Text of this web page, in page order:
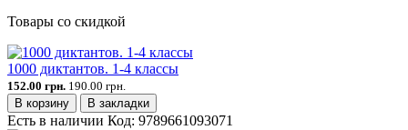
Товары со скидкой
1000 диктантов. 1-4 классы
152.00 грн. 190.00 грн.
В корзину
В закладки
Есть в наличии Код: 9789661093071